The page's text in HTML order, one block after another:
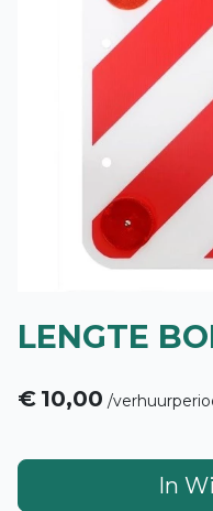
LENGTE
€ 10,00 /
In